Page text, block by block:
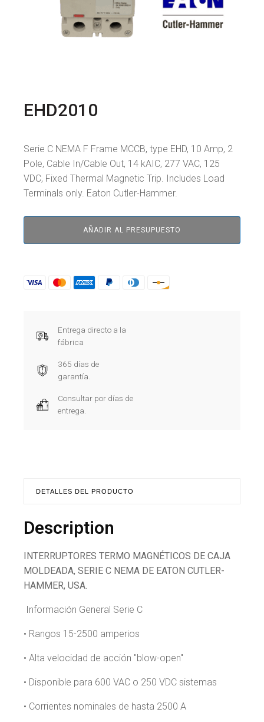
EHD2010
Serie C NEMA F Frame MCCB, type EHD, 10 Amp, 2
Pole, Cable In/Cable Out, 14 kAIC, 277 VAC, 125
VDC, Fixed Thermal Magnetic Trip. Includes Load
Terminals only. Eaton Cutler-Hammer.
AÑADIR AL PRESUPUESTO
Entrega directo a la
fábrica
365 días de
garantía.
Consultar por días de
entrega.
DETALLES DEL PRODUCTO
Description
INTERRUPTORES TERMO MAGNÉTICOS DE CAJA
MOLDEADA, SERIE C NEMA DE EATON CUTLER-
HAMMER, USA.
Información General Serie C
• Rangos 15-2500 amperios
• Alta velocidad de acción "blow-open"
• Disponible para 600 VAC o 250 VDC sistemas
• Corrientes nominales de hasta 2500 A